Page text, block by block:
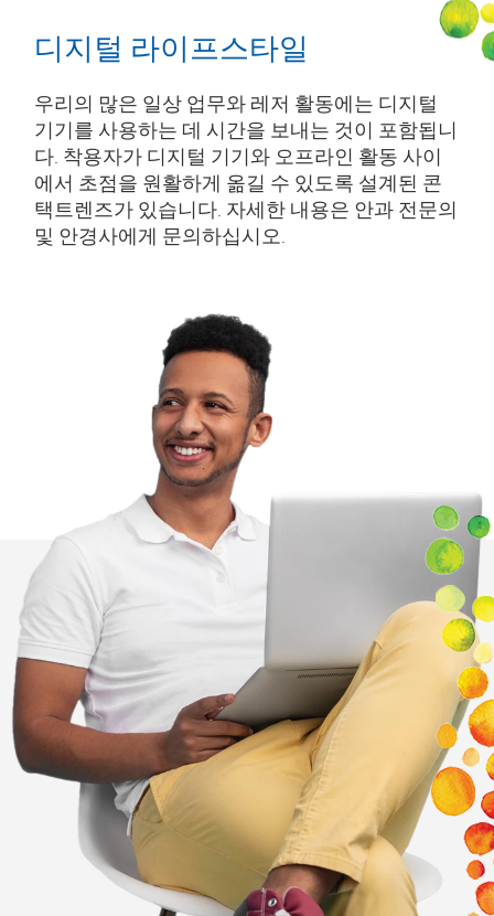
디지털 라이프스타일
우리의 많은 일상 업무와 레저 활동에는 디지털
기기를 사용하는 데 시간을 보내는 것이 포함됩니
다. 착용자가 디지털 기기와 오프라인 활동 사이
에서 초점을 원활하게 옮길 수 있도록 설계된 콘
택트렌즈가 있습니다. 자세한 내용은 안과 전문의
및 안경사에게 문의하십시오.